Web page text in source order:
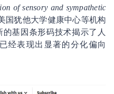
of sensory and sympathetic
国犹他大学健康中心等机构
基因条形码技术揭示了人
经表现出显著的分化偏向